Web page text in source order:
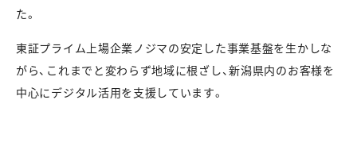
た。
東証プライム上場企業ノジマの安定した事業基盤を生かしな
がら、これまでと変わらず地域に根ざし、新潟県内のお客様を
中心にデジタル活用を支援しています。